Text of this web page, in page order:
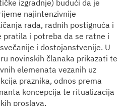
izgradnje) budući da je
najintenzivnije
rada, radnih postignuća i
pratila i potreba da se ratne i
i dostojanstvenije. U
novinskih članaka prikazati te
elemenata vezanih uz
praznika, odnos prema
koncepcija te ritualizacija
proslava.